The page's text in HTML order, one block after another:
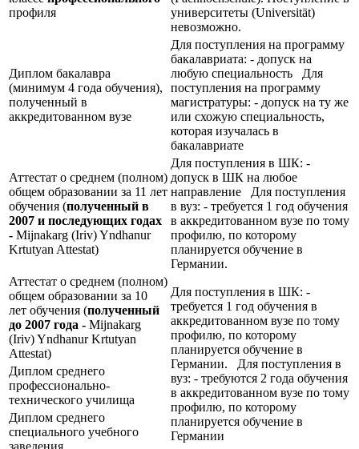
профиля
университеты (Universität)
невозможно.
Диплом бакалавра
(минимум 4 года обучения),
полученный в
аккредитованном вузе
Для поступления на программу
бакалавриата: - допуск на
любую специальность Для
поступления на программу
магистратуры: - допуск на ту же
или схожую специальность,
которая изучалась в
бакалавриате
Аттестат о среднем (полном)
общем образовании за 11 лет
обучения (полученный в
2007 и последующих годах
- Mijnakarg (Iriv) Yndhanur
Krtutyan Attestat)
Для поступления в ШК: -
допуск в ШК на любое
направление Для поступления
в вуз: - требуется 1 год обучения
в аккредитованном вузе по тому
профилю, по которому
планируется обучение в
Германии.
Аттестат о среднем (полном)
общем образовании за 10
лет обучения (полученный
до 2007 года - Mijnakarg
(Iriv) Yndhanur Krtutyan
Attestat)
Для поступления в ШК: -
требуется 1 год обучения в
аккредитованном вузе по тому
профилю, по которому
планируется обучение в
Германии. Для поступления в
вуз: - требуются 2 года обучения
в аккредитованном вузе по тому
профилю, по которому
планируется обучение в
Германии
Диплом среднего
профессионально-
технического училища
Диплом среднего
специального учебного